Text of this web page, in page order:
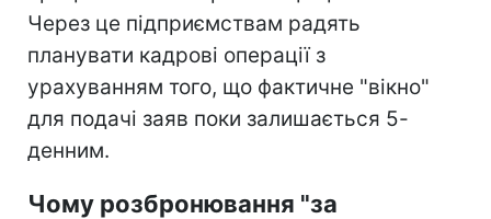
Через це підприємствам радять
планувати кадрові операції з
урахуванням того, що фактичне "вікно"
для подачі заяв поки залишається 5-
денним.
Чому розбронювання "за